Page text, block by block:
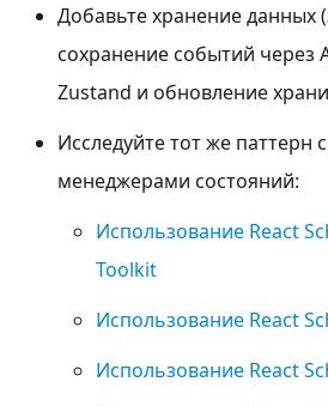
Добавьте хранение данных
сохранение событий через
Zustand и обновление
Исследуйте тот же паттерн
менеджерами состояний:
Использование React
Toolkit
Использование React
Использование React